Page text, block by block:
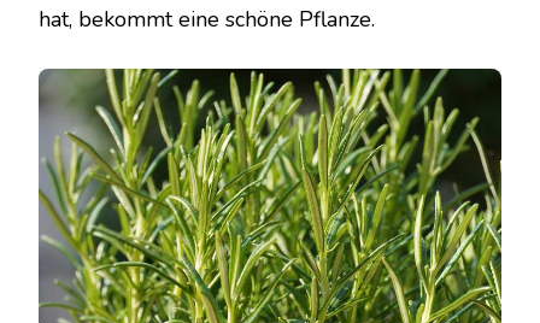
hat, bekommt eine schöne Pflanze.